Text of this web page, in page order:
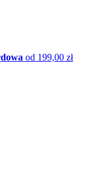
od 199,00 zł